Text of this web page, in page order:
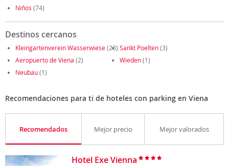
Niños (74)
Destinos cercanos
Kleingartenverein Wasserwiese(23) Sankt Poelten(3)
Aeropuerto de Viena (2) Wieden(1)
Neubau(1)
Recomendaciones para ti de hoteles con parking en Viena
Recomendados Mejor precio Mejor valorados
Hotel Exe Vienna